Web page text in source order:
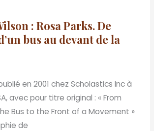
: Rosa Parks. De
bus au devant de la
en 2001 chez Scholastics Inc à
avec pour titre original : « From
Bus to the Front of a Movement »
de